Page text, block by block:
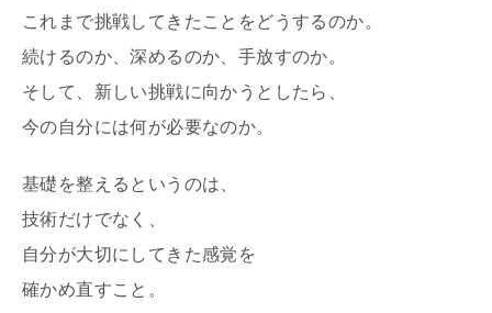
これまで挑戦してきたことをどうするのか。
続けるのか、深めるのか、手放すのか。
そして、新しい挑戦に向かうとしたら、
今の自分には何が必要なのか。
基礎を整えるというのは、
技術だけでなく、
自分が大切にしてきた感覚を
確かめ直すこと。